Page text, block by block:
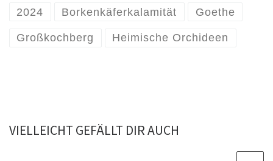
2024 Borkenkäferkalamität Goethe
Großkochberg Heimische Orchideen
VIELLEICHT GEFÄLLT DIR AUCH